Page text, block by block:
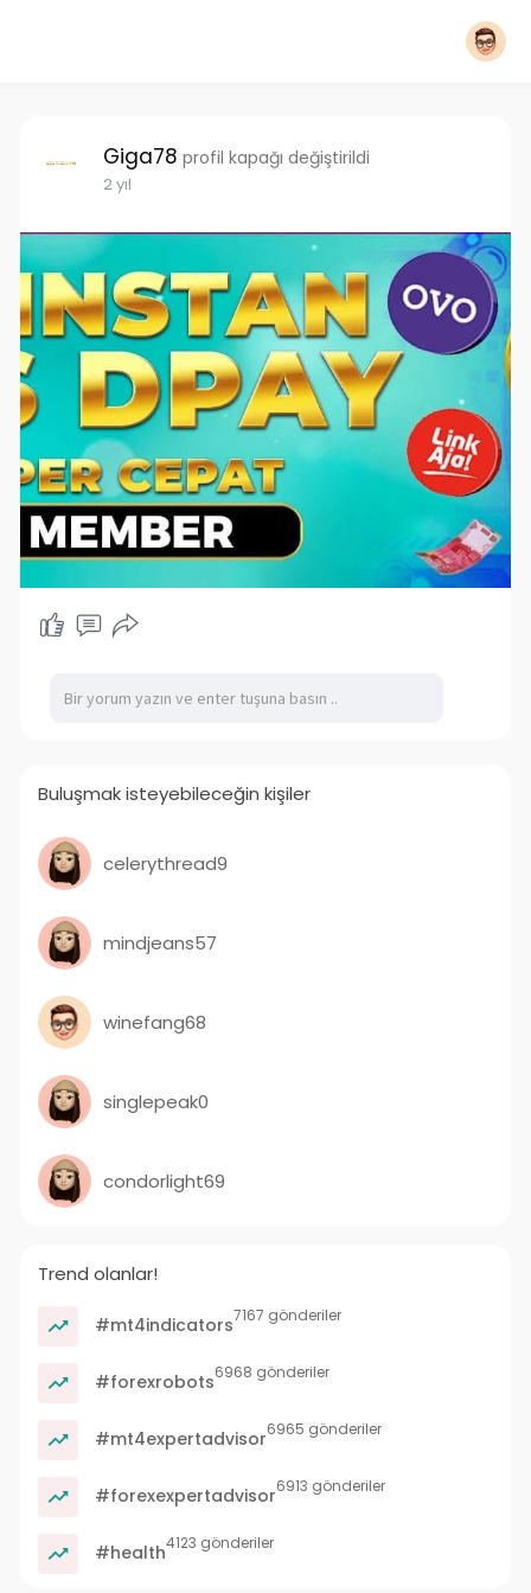
Giga78 profil kapağı değiştirildi
2 yıl
Buluşmak isteyebileceğin kişiler
celerythread9
mindjeans57
winefang68
singlepeak0
condorlight69
Trend olanlar!
#mt4indicators7167 gönderiler
#forexrobots6968 gönderiler
#mt4expertadvisor6965 gönderiler
#forexexpertadvisor6913 gönderiler
#health4123 gönderiler